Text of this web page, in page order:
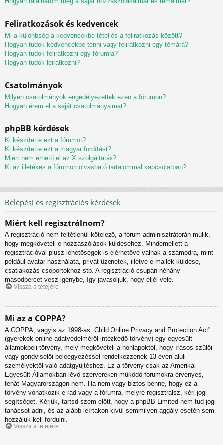
Feliratkozások és kedvencek
Mi a különbség a kedvencekbe tétel és a feliratkozás között?
Hogyan tudok kedvencekbe tenni vagy feliratkozni egy témára?
Hogyan tudok feliratkozni egy fórumra?
Hogyan tudok leiratkozni?
Csatolmányok
Milyen csatolmányok engedélyezettek ezen a fórumon?
Hogyan érem el a saját csatolmányaimat?
phpBB kérdések
Ki készítette ezt a fórumot?
Ki készítette ezt a magyar fordítást?
Miért nem érhető el az X szolgáltatás?
Ki az illetékes a fórumon olvasható tartalommal kapcsolatban?
Belépési és regisztrációs kérdések
Miért kell regisztrálnom?
A regisztráció nem feltétlenül kötelező, a fórum adminisztrátorán múlik,
hogy megköveteli-e hozzászólások küldéséhez. Mindemellett a
regisztrációval plusz lehetőségek is elérhetővé válnak a számodra, mint
például avatar használata, privát üzenetek, illetve e-mailek küldése,
csatlakozás csoportokhoz stb. A regisztráció csupán néhány
másodpercet vesz igénybe, így javasoljuk, hogy éljél vele.
Vissza a tetejére
Mi az a COPPA?
A COPPA, vagyis az 1998-as „Child Online Privacy and Protection Act”
(gyerekek online adatvédelméről intézkedő törvény) egy egyesült
államokbeli törvény, mely megköveteli a honlapoktól, hogy írásos szülői
vagy gondviselői beleegyezéssel rendelkezzenek 13 éven aluli
személyektől való adatgyűjtéshez. Ez a törvény csak az Amerikai
Egyesült Államokban lévő szervereken működő fórumokra érvényes,
tehát Magyarországon nem. Ha nem vagy biztos benne, hogy ez a
törvény vonatkozik-e rád vagy a fórumra, melyre regisztrálsz, kérj jogi
segítséget. Kérjük, tartsd szem előtt, hogy a phpBB Limited nem tud jogi
tanácsot adni, és az alább leírtakon kívül semmilyen aggály esetén sem
hozzájuk kell fordulni.
Vissza a tetejére